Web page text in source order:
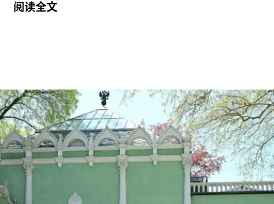
拉抵达时手中紧握着一尊从古巴带来的残破圣母玛
活动而被判处的五年刑期，仅提前数日获释。古巴
裔美国艺术家可可·福斯科（Coco Fusco）近日曾
撰文追问奥特罗·阿尔坎塔拉出狱后的下落。7月17
日，美国驻哈瓦那大使馆一名官员向《纽约时报》
透露，奥特罗·阿尔坎塔拉已获发人道主义签证，能
够进入美国，开始其被迫流亡的生活。
阅读全文